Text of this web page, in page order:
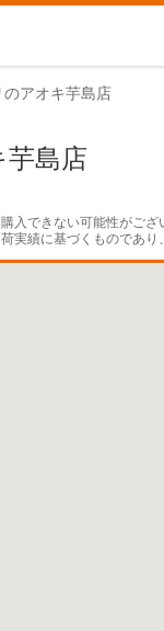
のアオキ芋島店
島店
入できない可能性がござ
実績に基づくものであ